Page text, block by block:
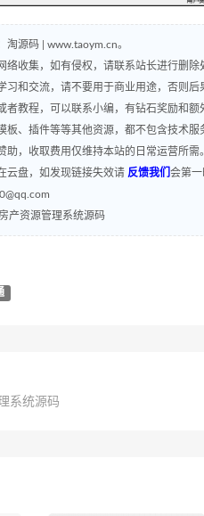
源码 | www.taoym.cn。
收集，如有侵权，请联系站长进行删除
和交流，请不要用于商业用途，否则后
教程，可以联系小编，有钻石奖励和额
、插件等等其他资源，都不包含技术服
，收取费用仅维持本站的日常运营所需。
云盘，如发现链接失效请 反馈我们 会第一
产资源管理系统源码
系统源码